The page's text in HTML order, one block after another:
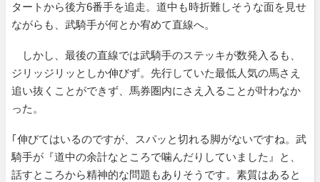
タートから後方6番手を追走。道中も時折難しそうな面を見せ
ながらも、武騎手が何とか宥めて直線へ。
しかし、最後の直線では武騎手のステッキが数発入るも、
ジリッジリッとしか伸びず。先行していた最低人気の馬さえ
追い抜くことができず、馬券圏内にさえ入ることが叶わなか
った。
｢伸びてはいるのですが、スパッと切れる脚がないですね。武
騎手が『道中の余計なところで噛んだりしていました』と、
話すところから精神的な問題もありそうです。素質はあると